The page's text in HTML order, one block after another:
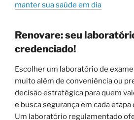
manter sua saúde em dia
Renovare: seu
credenciado!
Escolher um laboratório de
muito além de conveniência ou
decisão estratégica para quem
e busca segurança em cada
Um laboratório regulamentado